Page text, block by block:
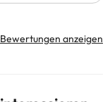
anzeigen